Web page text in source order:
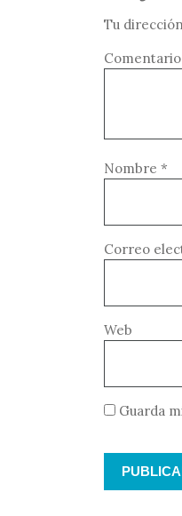
Tu
Comentario
Nombre *
Correo
Web
Guarda